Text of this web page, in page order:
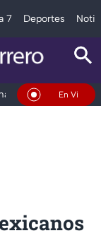
7 Deportes
DeportesEn Vivo